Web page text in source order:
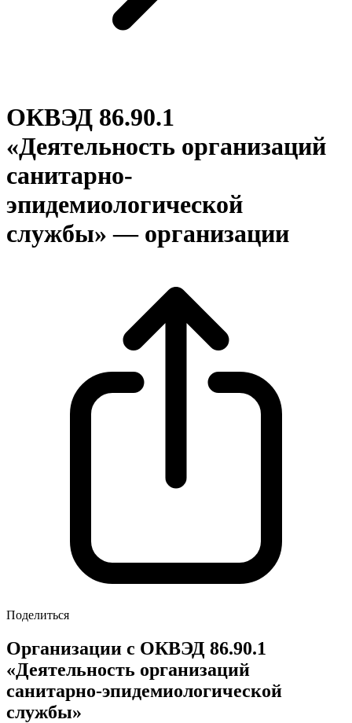
ОКВЭД 86.90.1
«Деятельность организаций
санитарно-
эпидемиологической
службы» — организации
Поделиться
Организации с ОКВЭД 86.90.1
«Деятельность организаций
санитарно-эпидемиологической
службы»